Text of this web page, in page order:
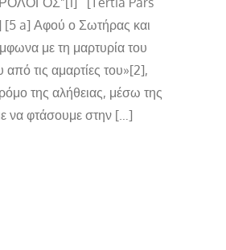
a] Αφού ο Σωτήρας και
με τη μαρτυρία του
τις αμαρτίες του»[2],
της αλήθειας, μέσω της
να φτάσουμε στην […]